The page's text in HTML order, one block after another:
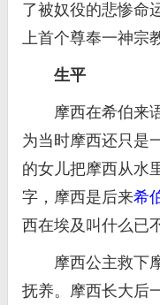
了被奴役的悲惨命
上首个尊奉一神宗
生平
摩西在希伯来语
为当时摩西还只是
的女儿把摩西从水
字，摩西是后来希
西在埃及叫什么已
摩西公主救下摩
抚养。摩西长大后